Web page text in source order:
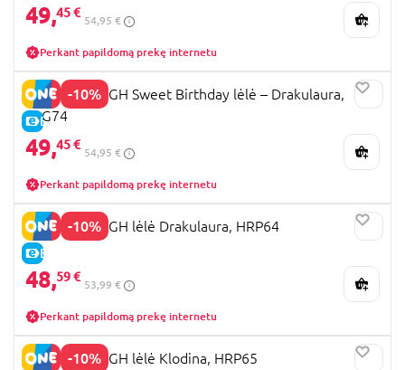
49,45 €
54,95 €
Perkant papildomą prekę internetu
-10%
E-KAINA
MONSTER HIGH Sweet Birthday lėlė – Drakulaura,
JBG74
49,45 €
54,95 €
Perkant papildomą prekę internetu
-10%
E-KAINA
MONSTER HIGH lėlė Drakulaura, HRP64
48,59 €
53,99 €
Perkant papildomą prekę internetu
-10%
MONSTER HIGH lėlė Klodina, HRP65